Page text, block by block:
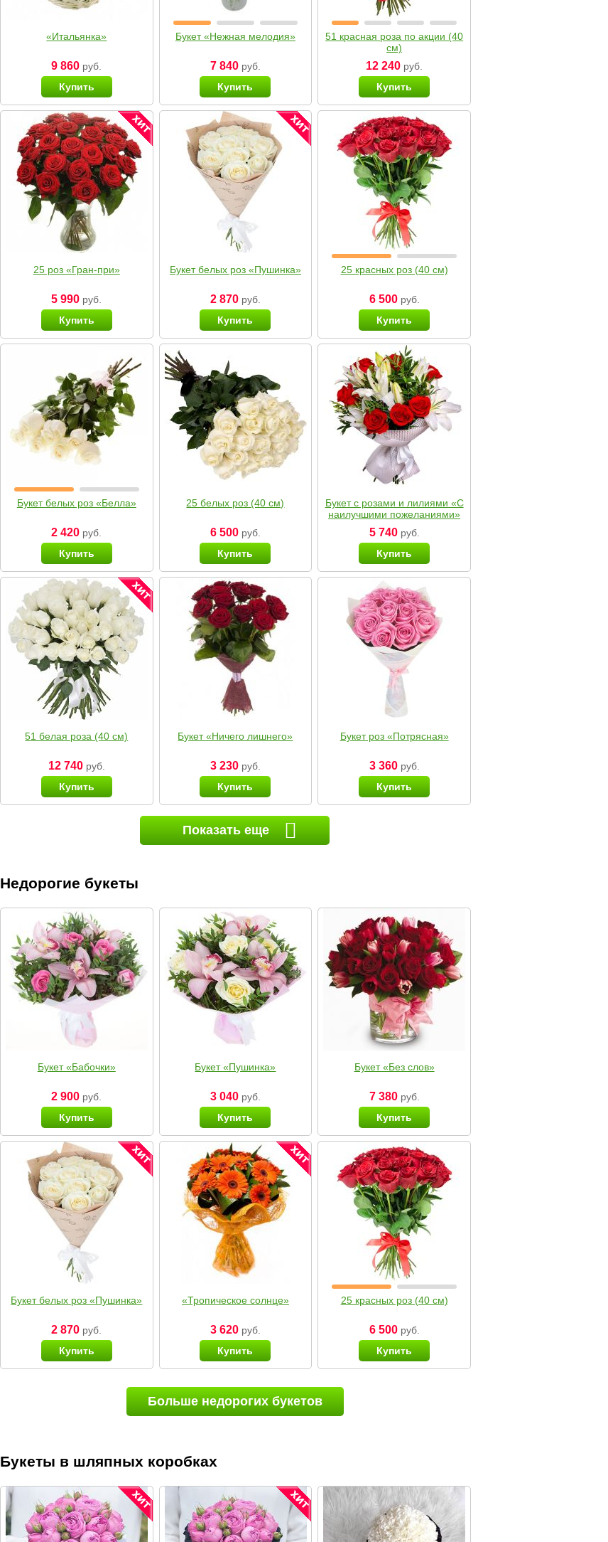
«Итальянка»
9 860 руб.
Купить
Букет «Нежная мелодия»
7 840руб.
Купить
51 красная роза по акции (40
см)
12 240 руб.
Купить
25 роз «Гран-при»
5 990 руб.
Купить
Букет белых роз «Пушинка»
2 870руб.
Купить
25 красных роз (40 см)
6 500руб.
Купить
Букет белых роз «Белла»
2 420 руб.
Купить
25 белых роз (40 см)
6 500руб.
Купить
Букет с розами и лилиями «С
наилучшими пожеланиями»
5 740руб.
Купить
51 белая роза (40 см)
12 740руб.
Купить
Букет «Ничего лишнего»
3 230руб.
Купить
Букет роз «Потрясная»
3 360руб.
Купить
Показать еще
Недорогие букеты
Букет «Бабочки»
2 900 руб.
Купить
Букет «Пушинка»
3 040руб.
Купить
Букет «Без слов»
7 380руб.
Купить
Букет белых роз «Пушинка»
2 870 руб.
Купить
«Тропическое солнце»
3 620руб.
Купить
25 красных роз (40 см)
6 500руб.
Купить
Больше недорогих букетов
Букеты в шляпных коробках